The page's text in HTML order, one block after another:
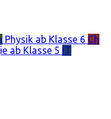
Physik ab Klasse 6 Ch
ab Klasse 5 IT